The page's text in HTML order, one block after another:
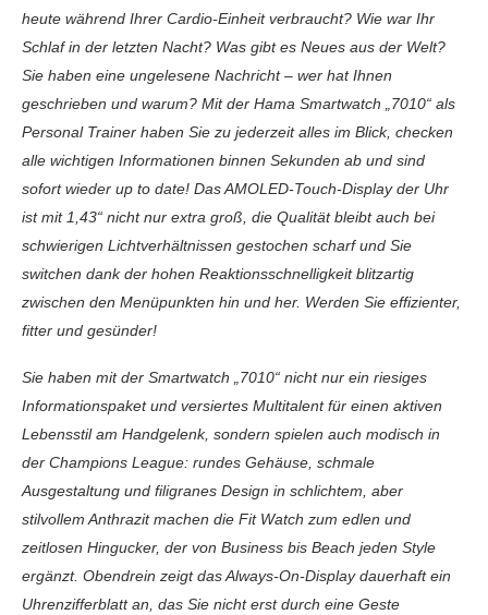
heute während Ihrer Cardio-Einheit verbraucht? Wie war Ihr
Schlaf in der letzten Nacht? Was gibt es Neues aus der Welt?
Sie haben eine ungelesene Nachricht – wer hat Ihnen
geschrieben und warum? Mit der Hama Smartwatch „7010“ als
Personal Trainer haben Sie zu jederzeit alles im Blick, checken
alle wichtigen Informationen binnen Sekunden ab und sind
sofort wieder up to date! Das AMOLED-Touch-Display der Uhr
ist mit 1,43“ nicht nur extra groß, die Qualität bleibt auch bei
schwierigen Lichtverhältnissen gestochen scharf und Sie
switchen dank der hohen Reaktionsschnelligkeit blitzartig
zwischen den Menüpunkten hin und her. Werden Sie effizienter,
fitter und gesünder!
Sie haben mit der Smartwatch „7010“ nicht nur ein riesiges
Informationspaket und versiertes Multitalent für einen aktiven
Lebensstil am Handgelenk, sondern spielen auch modisch in
der Champions League: rundes Gehäuse, schmale
Ausgestaltung und filigranes Design in schlichtem, aber
stilvollem Anthrazit machen die Fit Watch zum edlen und
zeitlosen Hingucker, der von Business bis Beach jeden Style
ergänzt. Obendrein zeigt das Always-On-Display dauerhaft ein
Uhrenzifferblatt an, das Sie nicht erst durch eine Geste